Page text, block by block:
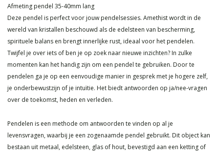
Afmeting pendel 35-40mm lang
Deze pendel is perfect voor jouw pendelsessies. Amethist wordt in de
wereld van kristallen beschouwd als de edelsteen van bescherming,
spirituele balans en brengt innerlijke rust, ideaal voor het pendelen.
Twijfel je over iets of ben je op zoek naar nieuwe inzichten? In zulke
momenten kan het handig zijn om een pendel te gebruiken. Door te
pendelen ga je op een eenvoudige manier in gesprek met je hogere zelf,
je onderbewustzijn of je intuïtie. Het biedt antwoorden op ja/nee-vragen
over de toekomst, heden en verleden.
Pendelen is een methode om antwoorden te vinden op al je
levensvragen, waarbij je een zogenaamde pendel gebruikt. Dit object kan
bestaan uit metaal, edelsteen, glas of hout, bevestigd aan een ketting of